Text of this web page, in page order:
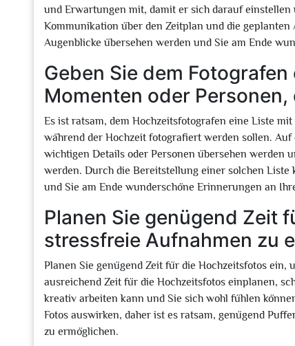
und Erwartungen mit, damit er sich darauf
Kommunikation über den Zeitplan und die
Augenblicke übersehen werden und Sie am Ende
Geben Sie dem
Momenten oder
Es ist ratsam, dem Hochzeitsfotografen eine Liste
während der Hochzeit fotografiert werden sollen. Auf
wichtigen Details oder Personen übersehen werden
werden. Durch die Bereitstellung einer solchen
und Sie am Ende wunderschöne Erinnerungen an
Planen Sie genügend Zeit
stressfreie Aufnahmen zu
Planen Sie genügend Zeit für die Hochzeitsfotos
ausreichend Zeit für die Hochzeitsfotos einplanen,
kreativ arbeiten kann und Sie sich wohl fühlen
Fotos auswirken, daher ist es ratsam, genügend
zu ermöglichen.